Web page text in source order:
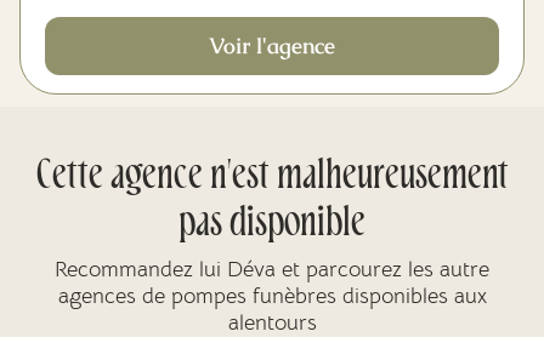
Voir l'agence
Cette agence n'est malheureusement
pas disponible
Recommandez lui Déva et parcourez les autre
agences de pompes funèbres disponibles aux
alentours